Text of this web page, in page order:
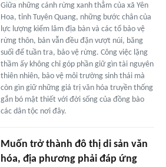
Giữa những cánh rừng xanh thẳm của xã Yên
Hoa, tỉnh Tuyên Quang, những bước chân của
lực lượng kiểm lâm địa bàn và các tổ bảo vệ
rừng thôn, bản vẫn đều đặn vượt núi, băng
suối để tuần tra, bảo vệ rừng. Công việc lặng
thầm ấy không chỉ góp phần giữ gìn tài nguyên
thiên nhiên, bảo vệ môi trường sinh thái mà
còn gìn giữ những giá trị văn hóa truyền thống
gắn bó mật thiết với đời sống của đồng bào
các dân tộc nơi đây.
Muốn trở thành đô thị di sản văn
hóa, địa phương phải đáp ứng